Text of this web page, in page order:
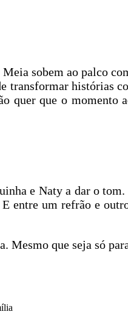
sobem ao palco
histórias
que o momento
e Naty a dar o
um refrão e
que seja só